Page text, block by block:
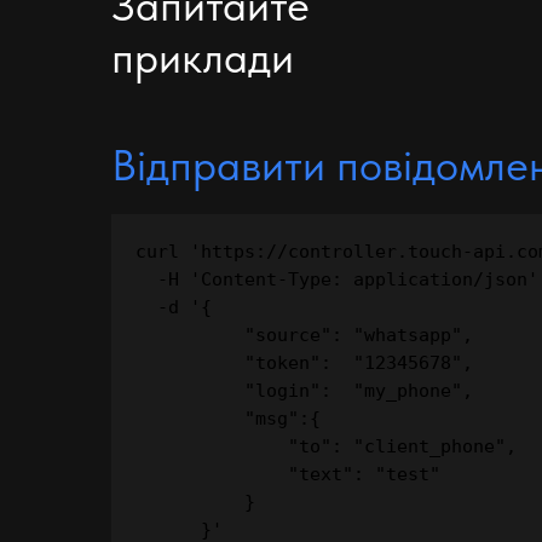
приклади
Відправити
curl 'https://controller.touch-
-H 'Content-Type: application/json'
  -d '{
          "source": "whatsapp",
          "token":  "12345678",
          "login":  "my_phone",
          "msg":{
              "to": "client_phone",
              "text": "test"
          }
      }'